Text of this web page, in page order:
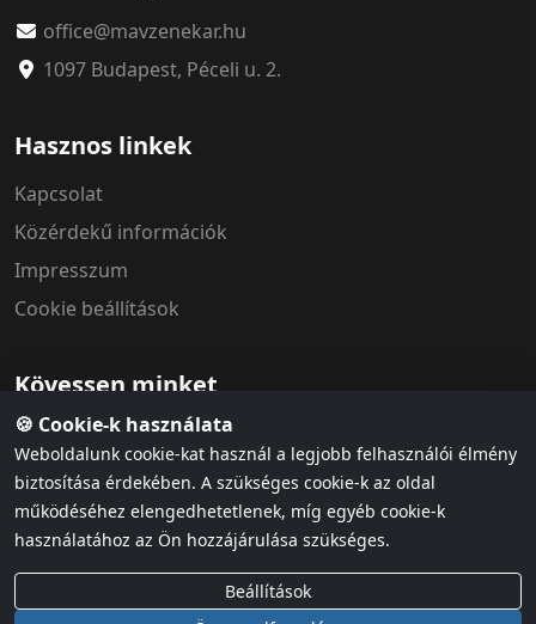
office@mavzenekar.hu
1097 Budapest, Péceli u. 2.
Hasznos linkek
Kapcsolat
Közérdekű információk
Impresszum
Cookie beállítások
Kövessen minket
© 2026 MÁV Szimfonikus Zenekar. Minden jog fenntartva.
Adatvédelem ÁSZF & házirend Cookie szabályzat
🍪 Cookie-k használata
Weboldalunk cookie-kat használ a legjobb felhasználói élmény
biztosítása érdekében. A szükséges cookie-k az oldal
működéséhez elengedhetetlenek, míg egyéb cookie-k
használatához az Ön hozzájárulása szükséges.
Beállítások